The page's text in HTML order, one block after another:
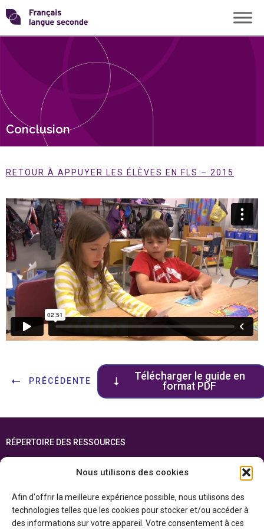
Nous utilisons des cookies
Afin d'offrir la meilleure expérience possible, nous utilisons des
technologies telles que les cookies pour stocker et/ou accéder à
des informations sur votre appareil. Votre consentement à ces
Skip
to
content
Transformons
langue
Conclusion
RETOUR À APPUYER LES ÉLÈVES EN FLS – 2015
PRÉCÉDENTE
Télécharger le guide en
format PDF
RÉPERTOIRE DES RESSOURCES
FOIRE AUX QUESTIONS
ENGLISH
Cette ressource est réalisée grâce au soutien financier du gouvernement de